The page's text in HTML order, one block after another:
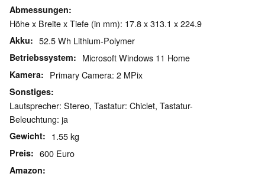
Abmessungen
Höhe x Breite x Tiefe (in mm): 17.8 x 313.1 x 224.9
Akku 52.5 Wh Lithium-Polymer
Betriebssystem Microsoft Windows 11 Home
Kamera Primary Camera: 2 MPix
Sonstiges
Lautsprecher: Stereo, Tastatur: Chiclet, Tastatur-
Beleuchtung: ja
Gewicht 1.55 kg
Preis 600 Euro
Amazon